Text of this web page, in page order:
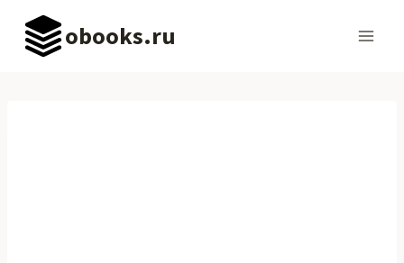
Перейти
содержимому
obooks.ru